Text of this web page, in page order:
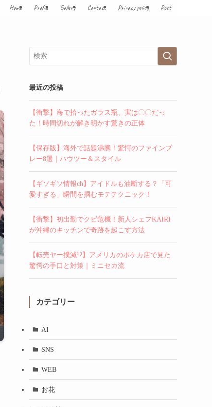
Home Profile Gallery Contact Privacy policy Post
最近の投稿
【衝撃】海で拾ったガラス瓶、実は〇〇だっ
た！時間切れが解き明かす驚きの正体
【保存版】海外で話題沸騰！驚愕のファインプ
レー8選｜ハウツー＆スタイル
【ギソギソ情報ch】アイドルも油断する？「可
愛すぎる」瞬間を掴むモテテクニック！
【衝撃】初出勤でクビ危機！新人シェフKAIRI
が沖縄のキッチンで奇跡を起こす方法
【転売ヤー撲滅!?】アメリカのポケカ店で見た
驚愕の手口と対策｜ミニセカ流
カテゴリー
AI
SNS
WEB
お花